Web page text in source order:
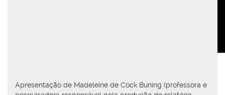
Apresentação de Madeleine de Cock Buning (professora e